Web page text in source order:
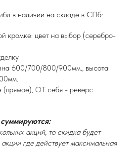
в наличии на складе в СПб:
кромке: цвет на выбор (серебро-
600/700/800/900мм., высота
ОТ себя - реверс
акций, то скидка будет
где действует максимальная